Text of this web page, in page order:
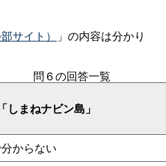
サイト）
」の内容は分かり
問６の回答一覧
「しまねナビン島」
からない